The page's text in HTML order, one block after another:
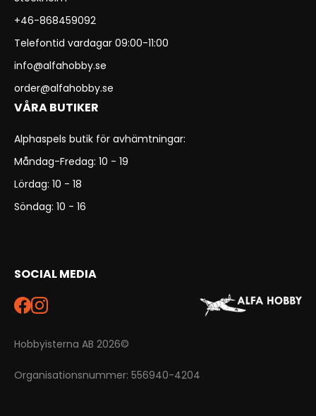
+46-868459092
Telefontid vardagar 09:00-11:00
info@alfahobby.se
order@alfahobby.se
VÅRA BUTIKER
Alphaspels butik för avhämtningar:
Måndag-Fredag: 10 - 19
Lördag: 10 - 18
Söndag: 10 - 16
SOCIAL MEDIA
Hobbyisterna AB 2026©
Organisationsnummer: 556940-4204